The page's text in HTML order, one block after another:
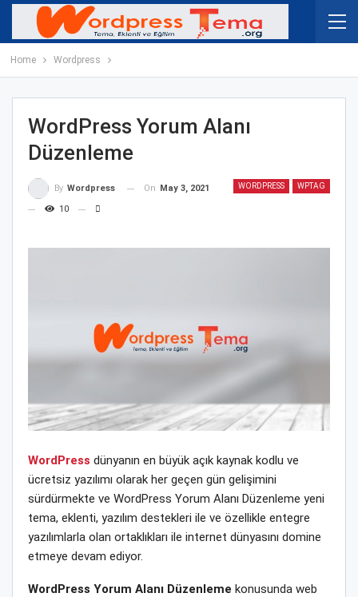
Home Wordpress
WordPress Yorum Alanı
Düzenleme
WORDPRESS WPTAG
By Wordpress On May 3, 2021
10
WordPress dünyanın en büyük açık kaynak kodlu ve
ücretsiz yazılımı olarak her geçen gün gelişimini
sürdürmekte ve WordPress Yorum Alanı Düzenleme yeni
tema, eklenti, yazılım destekleri ile ve özellikle entegre
yazılımlarla olan ortaklıkları ile internet dünyasını domine
etmeye devam ediyor.
WordPress Yorum Alanı Düzenleme konusunda web